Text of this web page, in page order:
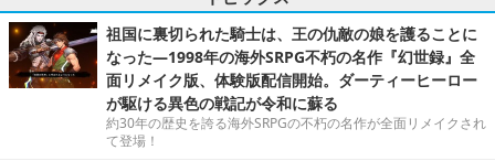
祖国に裏切られた騎士は、王の仇敵の娘を護ることに
なった―1998年の海外SRPG不朽の名作『幻世録』全
面リメイク版、体験版配信開始。ダーティーヒーロー
が駆ける異色の戦記が令和に蘇る
約30年の歴史を誇る海外SRPGの不朽の名作が全面リメイクされ
て登場！